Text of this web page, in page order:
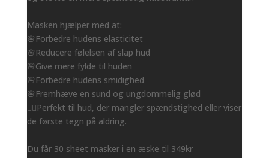
Masken hjælper med at:
🌸Forbedre hudens elasticitet
🌸Reducere følelsen af slap hud
🌸Give mere fylde til huden
🌸Forbedre hudens smidighed
🌸Fremhæve en sund og ungdommelig glød
👌🏻Perfekt til hud, der mangler spændstighed eller viser
de første tegn på aldring.
Du får 30 sheet masker i en æske til 349kr